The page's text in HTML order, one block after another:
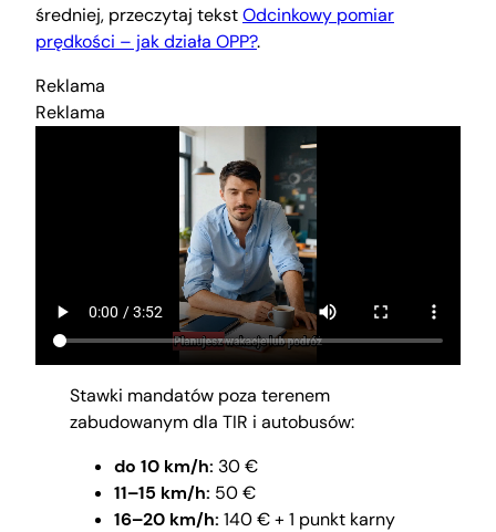
średniej, przeczytaj tekstOdcinkowy pomiar
prędkości – jak działa OPP?.
Reklama
Reklama
Stawki mandatów poza terenem
zabudowanym dla TIR i autobusów:
do 10 km/h: 30 €
11–15 km/h: 50 €
16–20 km/h: 140 € + 1 punkt karny